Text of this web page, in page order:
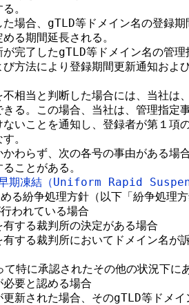
。
場合、gTLD等ドメイン名の登録
る期間延長される。
完了したgTLD等ドメイン名の管理
方法により登録期間更新通知およ
相当と判断した場合には、当社は
る。この場合、当社は、管理指定
いことを通知し、登録者が第１項
。
わらず、次の各号の事由がある場
ことがある。
期凍結（Uniform Rapid
紛争処理方針（以下「紛争処理
われている場合
する裁判所の決定がある場合
する裁判所においてドメイン名が
て特に承認されたその他の状況下に
要と認める場合
新された場合、そのgTLD等ドメイ